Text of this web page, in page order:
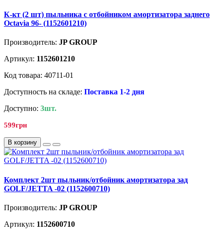
К-кт (2 шт) пыльника с отбойником амортизатора заднего
Octavia 96- (1152601210)
Производитель: JP GROUP
Артикул: 1152601210
Код товара: 40711-01
Доступность на складе: Поставка 1-2 дня
Доступно: 3шт.
599грн
В корзину
Комплект 2шт пыльник/отбойник амортизатора зад
GOLF/JETTA -02 (1152600710)
Производитель: JP GROUP
Артикул: 1152600710